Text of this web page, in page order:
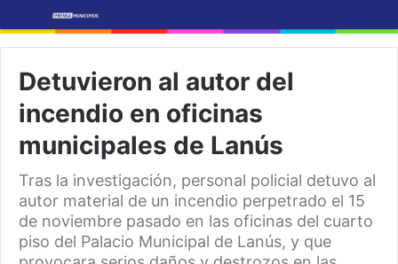
Detuvieron al autor del
incendio en oficinas
municipales de Lanús
Tras la investigación, personal policial detuvo al
autor material de un incendio perpetrado el 15
de noviembre pasado en las oficinas del cuarto
piso del Palacio Municipal de Lanús, y que